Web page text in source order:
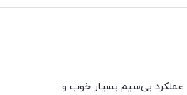
روتر بی‌سیم TL-WR840N دستگاهی مرکب از اتصال باسیم و بی‌سیم است که برای ادارات کوچک و مصارف خانگی طراحی شده است. TL-WR840N عملکرد بی‌سیم بسیار خوب و